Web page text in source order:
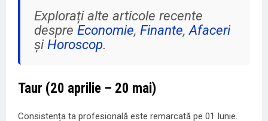
Explorați alte articole recente
despre Economie, Finante,Afaceri
șiHoroscop.
Taur (20 aprilie – 20 mai)
Consistența ta profesională este remarcată pe 01 Iunie.